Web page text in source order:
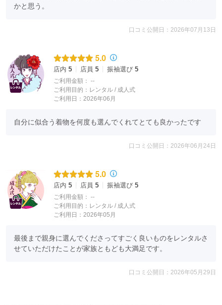
す。
最近ではインクジェットでの捺染が
増えていますが、
弊社は友禅染を主体に捺染しているので、
生地による色彩の発色の良さや、
また、金彩が得意で、
中でも特に「箔」の色に関しては
かと思う。
口コミ公開日：2026年07月13日
5.0
店内 5 店員 5 振袖選び 5
ご利用金額： --
ご利用目的： レンタル / 成人式
ご利用日：2026年06月
自分に似合う着物を何度も選んでくれてとても良かったです
口コミ公開日：2026年06月24日
5.0
店内 5 店員 5 振袖選び 5
ご利用金額： --
ご利用目的： レンタル / 成人式
ご利用日：2026年05月
最後まで親身に選んでくださってすごく良いものをレンタルさ
せていただけたことが家族ともども大満足です。
口コミ公開日：2026年05月29日